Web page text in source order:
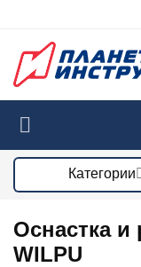
Категории
Оснастка
WILPU